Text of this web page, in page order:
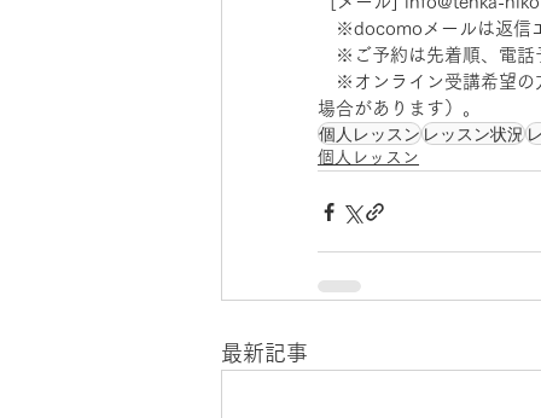
※docomoメールは返信
※ご予約は先着順、電話
※オンライン受講希望の
場合があります）。
個人レッスンレッスン状況
個人レッスン
最新記事